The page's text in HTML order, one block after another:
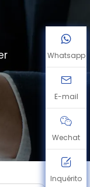
Whatsapp
E-mail
Wechat
Inquérito